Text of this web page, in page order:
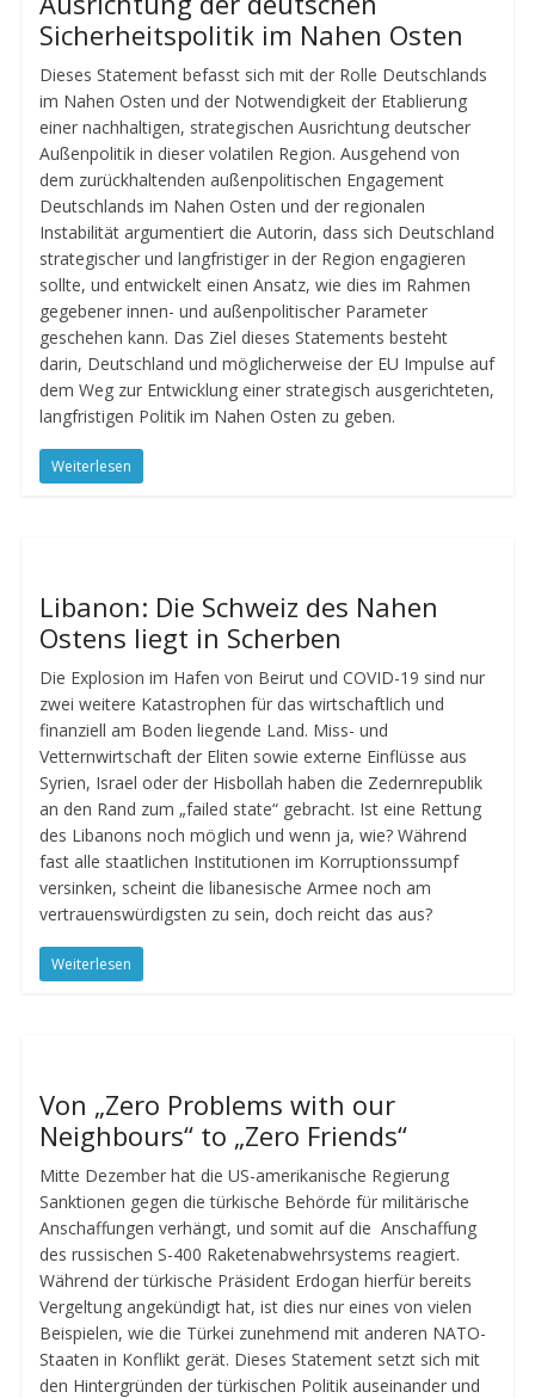
Sicherheitspolitik im Nahen Osten
Dieses Statement befasst sich mit der Rolle Deutschlands
im Nahen Osten und der Notwendigkeit der Etablierung
einer nachhaltigen, strategischen Ausrichtung deutscher
Außenpolitik in dieser volatilen Region. Ausgehend von
dem zurückhaltenden außenpolitischen Engagement
Deutschlands im Nahen Osten und der regionalen
Instabilität argumentiert die Autorin, dass sich Deutschland
strategischer und langfristiger in der Region engagieren
sollte, und entwickelt einen Ansatz, wie dies im Rahmen
gegebener innen- und außenpolitischer Parameter
geschehen kann. Das Ziel dieses Statements besteht
darin, Deutschland und möglicherweise der EU Impulse auf
dem Weg zur Entwicklung einer strategisch ausgerichteten,
langfristigen Politik im Nahen Osten zu geben.
Weiterlesen
Libanon: Die Schweiz des Nahen
Ostens liegt in Scherben
Die Explosion im Hafen von Beirut und COVID-19 sind nur
zwei weitere Katastrophen für das wirtschaftlich und
finanziell am Boden liegende Land. Miss- und
Vetternwirtschaft der Eliten sowie externe Einflüsse aus
Syrien, Israel oder der Hisbollah haben die Zedernrepublik
an den Rand zum „failed state“ gebracht. Ist eine Rettung
des Libanons noch möglich und wenn ja, wie? Während
fast alle staatlichen Institutionen im Korruptionssumpf
versinken, scheint die libanesische Armee noch am
vertrauenswürdigsten zu sein, doch reicht das aus?
Weiterlesen
Von „Zero Problems with our
Neighbours“ to „Zero Friends“
Mitte Dezember hat die US-amerikanische Regierung
Sanktionen gegen die türkische Behörde für militärische
Anschaffungen verhängt, und somit auf die Anschaffung
des russischen S-400 Raketenabwehrsystems reagiert.
Während der türkische Präsident Erdogan hierfür bereits
Vergeltung angekündigt hat, ist dies nur eines von vielen
Beispielen, wie die Türkei zunehmend mit anderen NATO-
Staaten in Konflikt gerät. Dieses Statement setzt sich mit
den Hintergründen der türkischen Politik auseinander und